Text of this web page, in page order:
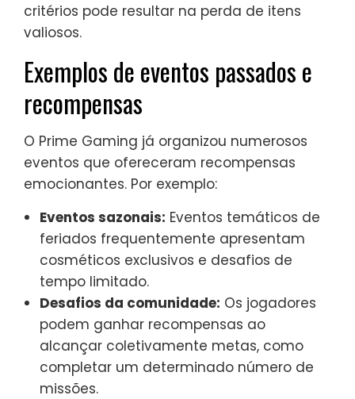
critérios pode resultar na perda de itens
valiosos.
Exemplos de eventos passados e
recompensas
O Prime Gaming já organizou numerosos
eventos que ofereceram recompensas
emocionantes. Por exemplo:
Eventos sazonais: Eventos temáticos de
feriados frequentemente apresentam
cosméticos exclusivos e desafios de
tempo limitado.
Desafios da comunidade: Os jogadores
podem ganhar recompensas ao
alcançar coletivamente metas, como
completar um determinado número de
missões.